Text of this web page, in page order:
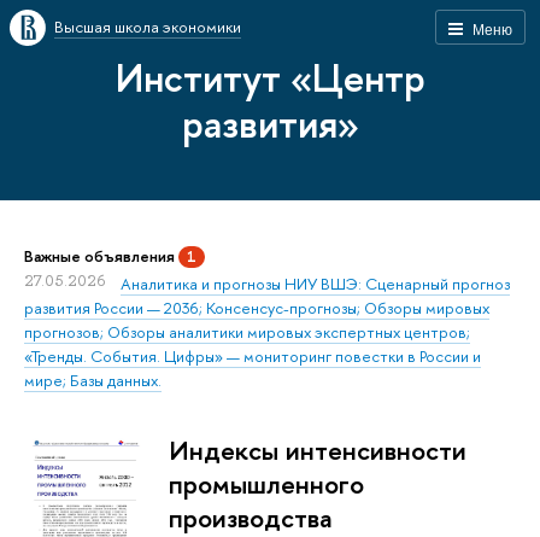
Меню
Высшая школа экономики
Институт «Центр
развития»
Важные объявления 1
27.05.2026
Аналитика и прогнозы НИУ ВШЭ: Сценарный прогноз
развития России — 2036; Консенсус-прогнозы; Обзоры мировых
прогнозов; Обзоры аналитики мировых экспертных центров;
«Тренды. События. Цифры» — мониторинг повестки в России и
мире; Базы данных.
Индексы интенсивности
промышленного
производства